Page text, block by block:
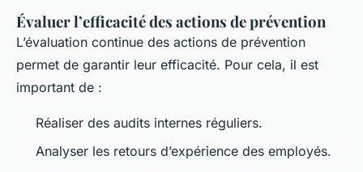
Évaluer l’efficacité des actions de prévention
L’évaluation continue des actions de prévention
permet de garantir leur efficacité. Pour cela, il est
important de :
Réaliser des audits internes réguliers.
Analyser les retours d’expérience des employés.